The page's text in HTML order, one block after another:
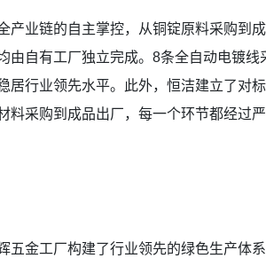
产业链的自主掌控，从铜锭原料采购到
由自有工厂独立完成。8条全自动电镀
居行业领先水平。此外，恒洁建立了对
料采购到成品出厂，每一个环节都经过
五金工厂构建了行业领先的绿色生产体